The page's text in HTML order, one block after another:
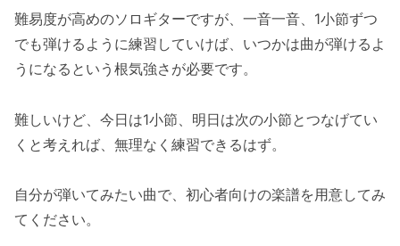
難易度が高めのソロギターですが、一音一音、1小節ずつ
でも弾けるように練習していけば、いつかは曲が弾けるよ
うになるという根気強さが必要です。
難しいけど、今日は1小節、明日は次の小節とつなげてい
くと考えれば、無理なく練習できるはず。
自分が弾いてみたい曲で、初心者向けの楽譜を用意してみ
てください。